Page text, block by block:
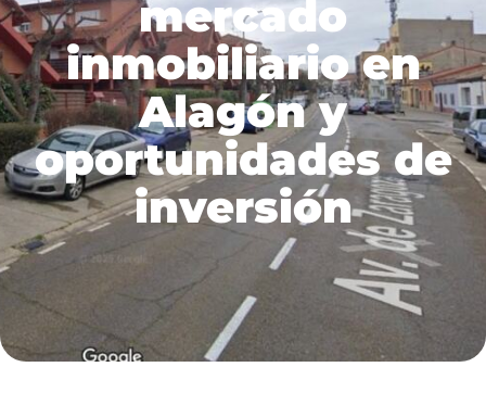
mercado
inmobiliario en
Alagón y
oportunidades de
inversión